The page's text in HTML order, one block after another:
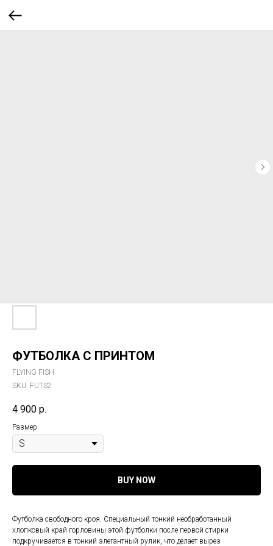
ФУТБОЛКА С ПРИНТОМ
FLYING FISH
SKU: FUTS2
4 900 р.
Размер
BUY NOW
Футболка свободного кроя. Специальный тонкий необработанный
хлопковый край горловины этой футболки после первой стирки
подкручивается в тонкий элегантный рулик, что делает вырез